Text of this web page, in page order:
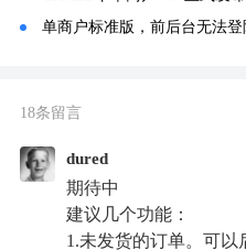
单商户标准版，前后台无法登
18条留言
dured
期待中
建议几个功能：
1.未发货的订单。可